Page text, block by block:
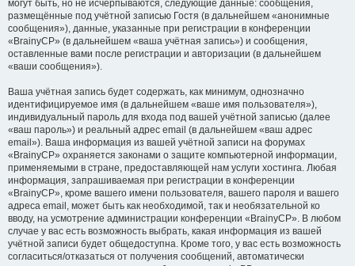
могут быть, но не исчерпываются, следующие данные: сообщения,
размещённые под учётной записью Гостя (в дальнейшем «анонимные
сообщения»), данные, указанные при регистрации в конференции
«BrainyCP» (в дальнейшем «ваша учётная запись») и сообщения,
оставленные вами после регистрации и авторизации (в дальнейшем
«ваши сообщения»).
Ваша учётная запись будет содержать, как минимум, однозначно
идентифицируемое имя (в дальнейшем «ваше имя пользователя»),
индивидуальный пароль для входа под вашей учётной записью (далее
«ваш пароль») и реальный адрес email (в дальнейшем «ваш адрес
email»). Ваша информация из вашей учётной записи на форумах
«BrainyCP» охраняется законами о защите компьютерной информации,
применяемыми в стране, предоставляющей нам услуги хостинга. Любая
информация, запрашиваемая при регистрации в конференции
«BrainyCP», кроме вашего имени пользователя, вашего пароля и вашего
адреса email, может быть как необходимой, так и необязательной ко
вводу, на усмотрение администрации конференции «BrainyCP». В любом
случае у вас есть возможность выбрать, какая информация из вашей
учётной записи будет общедоступна. Кроме того, у вас есть возможность
согласиться/отказаться от получения сообщений, автоматически